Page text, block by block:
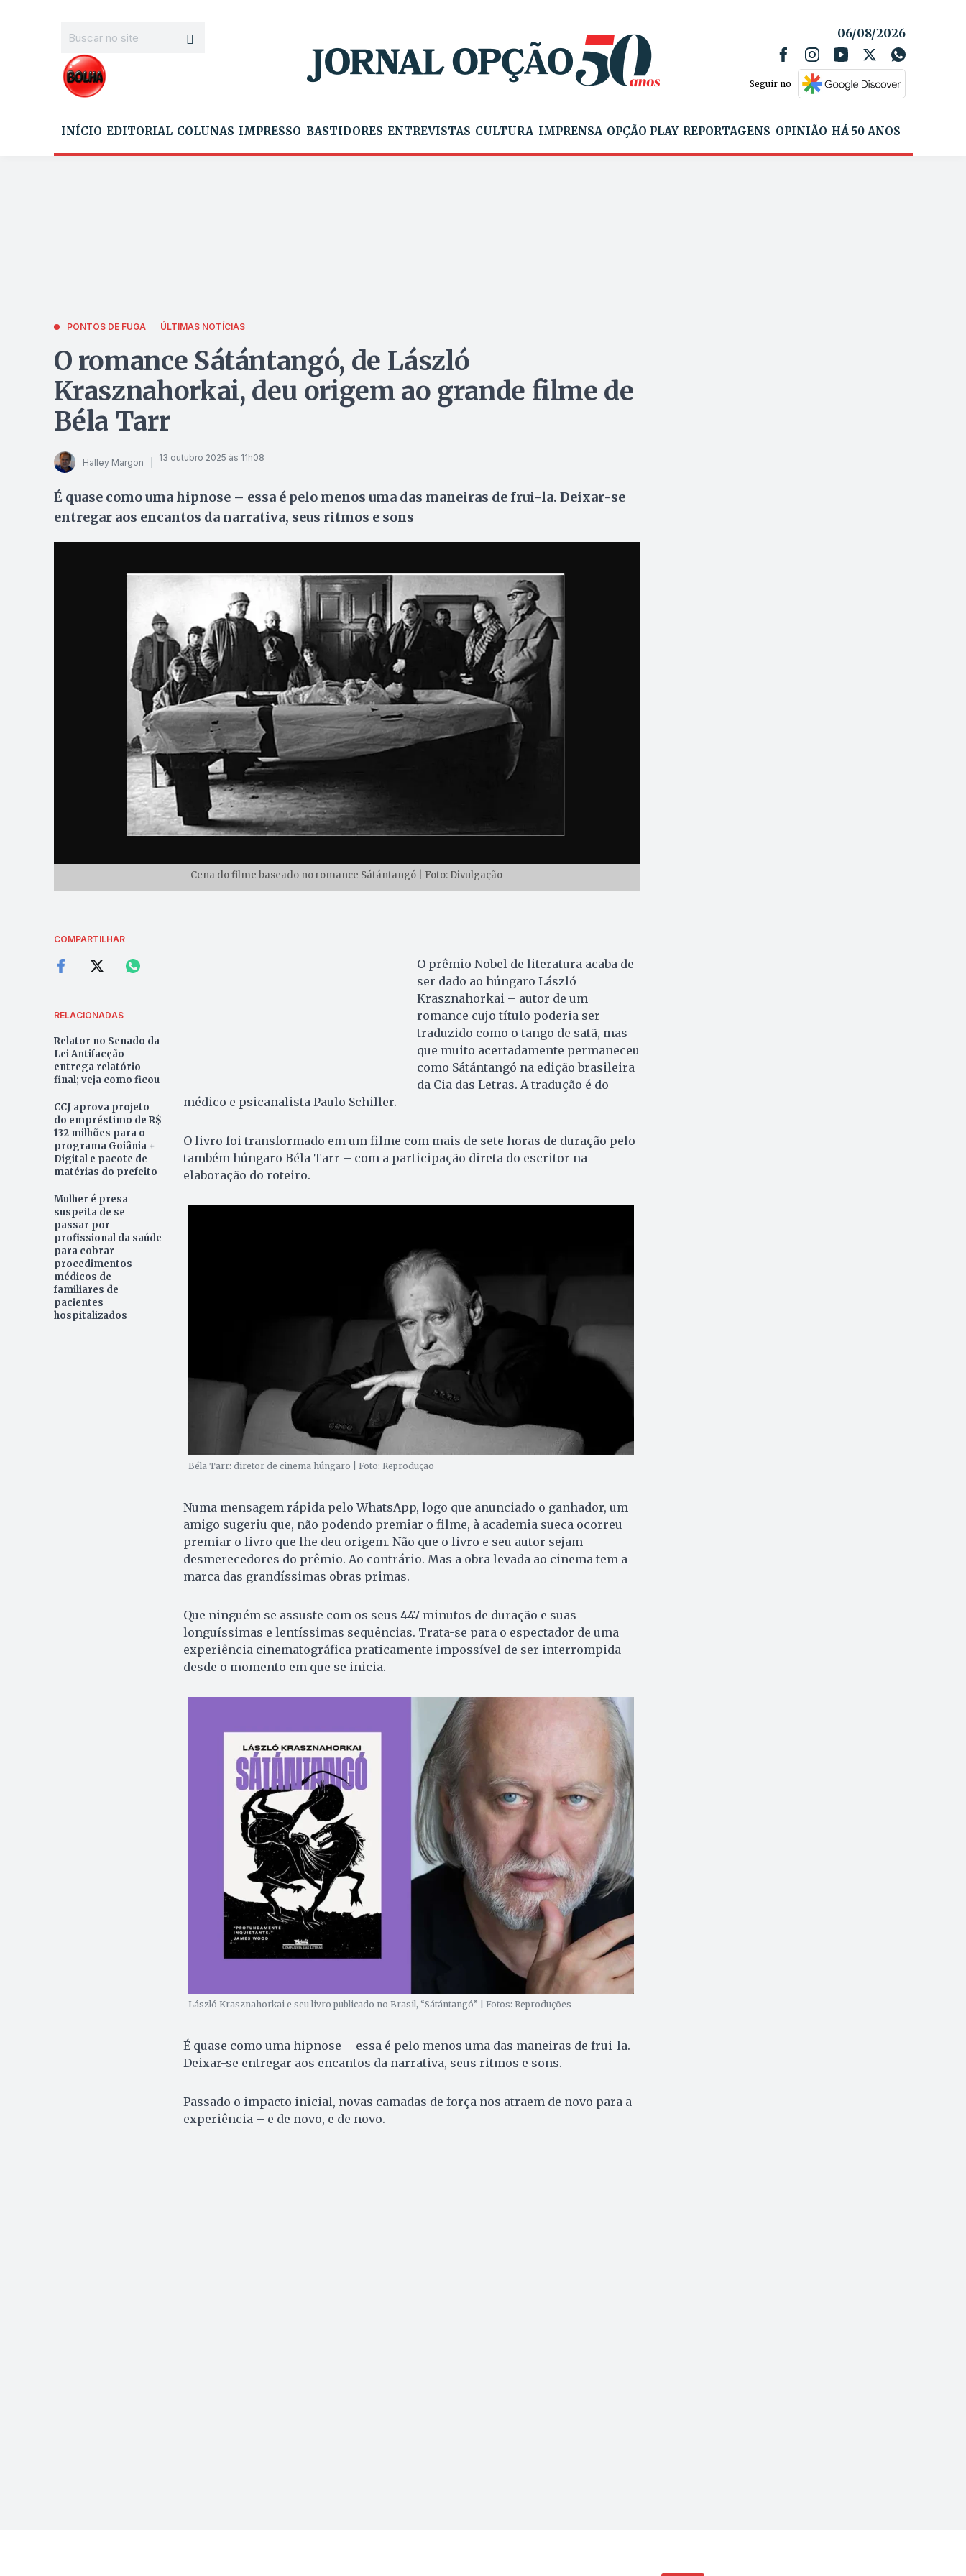
06/08/2026
Seguir no
INÍCIO EDITORIAL COLUNAS IMPRESSO BASTIDORES ENTREVISTAS CULTURA IMPRENSA OPÇÃO PLAY REPORTAGENS OPINIÃO HÁ 50 ANOS
PONTOS DE FUGA ÚLTIMAS NOTÍCIAS
O romance Sátántangó, de László
Krasznahorkai, deu origem ao grande filme de
Béla Tarr
Halley Margon 13 outubro 2025 às 11h08
É quase como uma hipnose – essa é pelo menos uma das maneiras de frui-la. Deixar-se
entregar aos encantos da narrativa, seus ritmos e sons
Cena do filme baseado no romance Sátántangó | Foto: Divulgação
COMPARTILHAR
RELACIONADAS
Relator no Senado da
Lei Antifacção
entrega relatório
final; veja como ficou
CCJ aprova projeto
do empréstimo de R$
132 milhões para o
programa Goiânia +
Digital e pacote de
matérias do prefeito
Mulher é presa
suspeita de se
passar por
profissional da saúde
para cobrar
procedimentos
médicos de
familiares de
pacientes
hospitalizados
O prêmio Nobel de literatura acaba de
ser dado ao húngaro László
Krasznahorkai – autor de um
romance cujo título poderia ser
traduzido como o tango de satã, mas
que muito acertadamente permaneceu
como Sátántangó na edição brasileira
da Cia das Letras. A tradução é do
médico e psicanalista Paulo Schiller.
O livro foi transformado em um filme com mais de sete horas de duração pelo
também húngaro Béla Tarr – com a participação direta do escritor na
elaboração do roteiro.
Béla Tarr: diretor de cinema húngaro | Foto: Reprodução
Numa mensagem rápida pelo WhatsApp, logo que anunciado o ganhador, um
amigo sugeriu que, não podendo premiar o filme, à academia sueca ocorreu
premiar o livro que lhe deu origem. Não que o livro e seu autor sejam
desmerecedores do prêmio. Ao contrário. Mas a obra levada ao cinema tem a
marca das grandíssimas obras primas.
Que ninguém se assuste com os seus 447 minutos de duração e suas
longuíssimas e lentíssimas sequências. Trata-se para o espectador de uma
experiência cinematográfica praticamente impossível de ser interrompida
desde o momento em que se inicia.
László Krasznahorkai e seu livro publicado no Brasil, “Sátántangó” | Fotos: Reproduções
É quase como uma hipnose – essa é pelo menos uma das maneiras de frui-la.
Deixar-se entregar aos encantos da narrativa, seus ritmos e sons.
Passado o impacto inicial, novas camadas de força nos atraem de novo para a
experiência – e de novo, e de novo.